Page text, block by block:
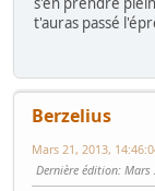
t'auras passé
Berzelius
Mars 21, 2013,
Dernière édition: Mars